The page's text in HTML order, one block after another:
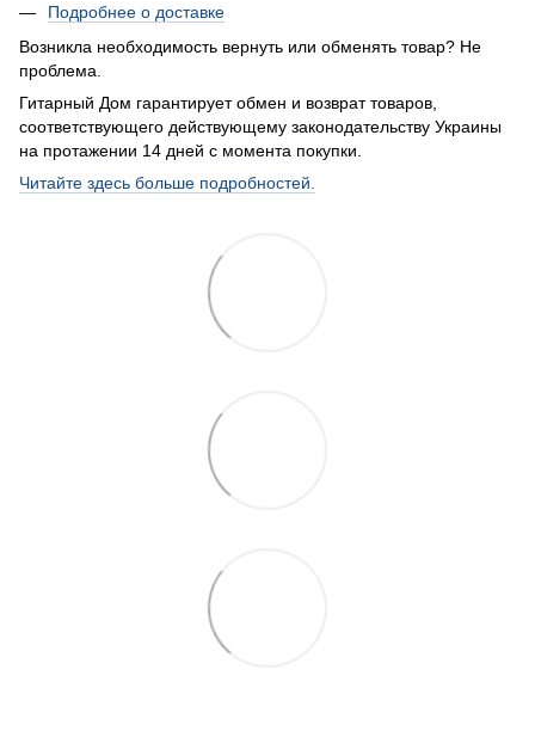
Подробнее о доставке
Возникла необходимость вернуть или обменять товар? Не
проблема.
Гитарный Дом гарантирует обмен и возврат товаров,
соответствующего действующему законодательству Украины
на протажении 14 дней с момента покупки.
Читайте здесь больше подробностей.